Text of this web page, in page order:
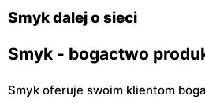
Broniewskiego 11
Smyk dalej o sieci
Smyk - bogactwo
Smyk oferuje swoim klientom